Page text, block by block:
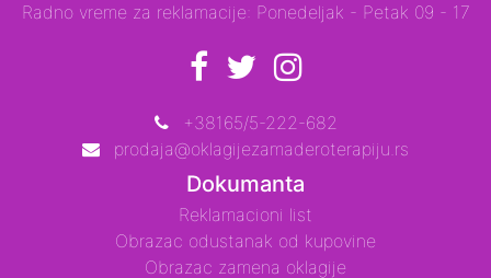
Radno vreme za reklamacije: Ponedeljak - Petak 09 - 17
+38165/5-222-682
prodaja@oklagijezamaderoterapiju.rs
Dokumanta
Reklamacioni list
Obrazac odustanak od kupovine
Obrazac zamena oklagije